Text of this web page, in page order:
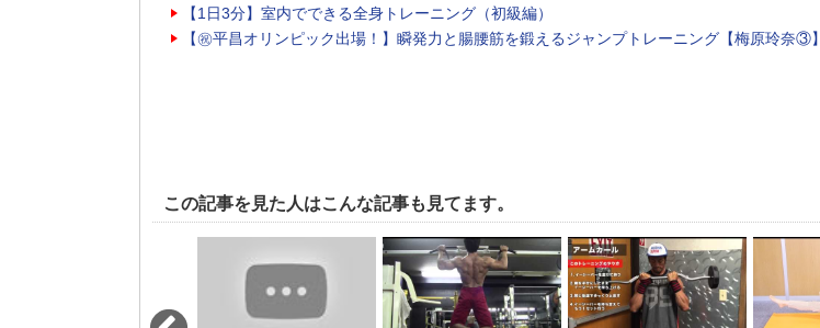
【1日3分】室内でできる全身トレーニング（初級編）
【㊗平昌オリンピック出場！】瞬発力と腸腰筋を鍛えるジャンプトレーニング【梅原玲奈③】
この記事を見た人はこんな記事も見てます。